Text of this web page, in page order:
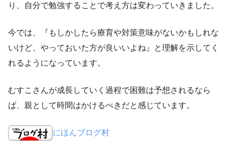
り、自分で勉強することで考え方は変わっていきました。
今では、『もしかしたら療育や対策意味がないかもしれな
いけど、やっておいた方が良いいよね』と理解を示してく
れるようになっています。
むすこさんが成長していく過程で困難は予想されるなら
ば、 親として時間はかけるべきだと感じています。
にほんブログ村